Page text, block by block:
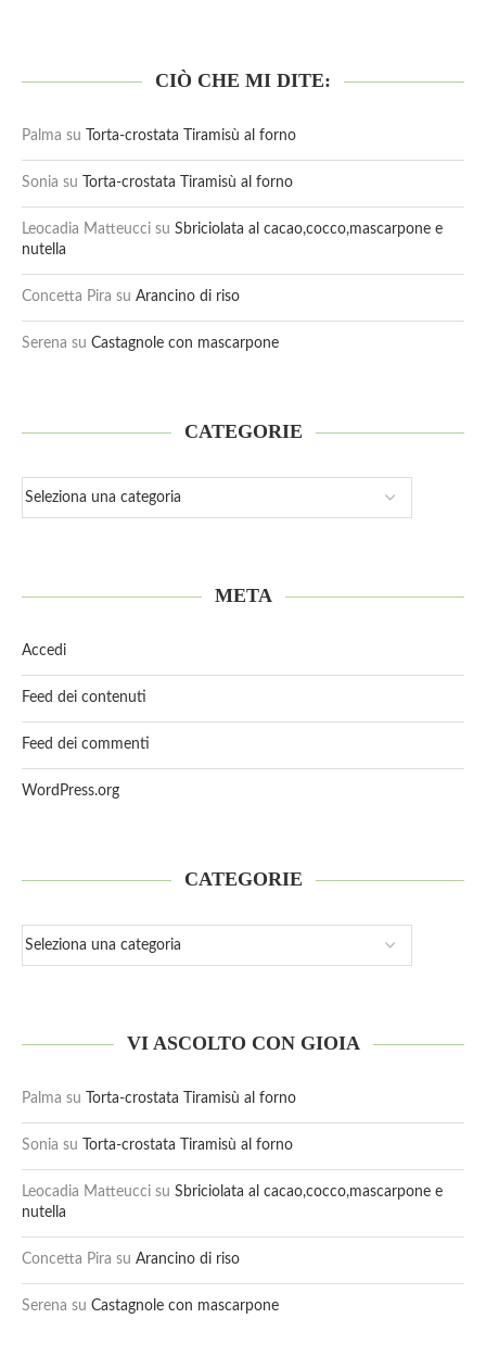
CIÒ CHE MI DITE:
Palma su Torta-crostata Tiramisù al forno
Sonia su Torta-crostata Tiramisù al forno
Leocadia Matteucci su Sbriciolata al cacao,cocco,mascarpone e
nutella
Concetta Pira su Arancino di riso
Serena su Castagnole con mascarpone
CATEGORIE
META
Accedi
Feed dei contenuti
Feed dei commenti
WordPress.org
CATEGORIE
VI ASCOLTO CON GIOIA
Palma su Torta-crostata Tiramisù al forno
Sonia su Torta-crostata Tiramisù al forno
Leocadia Matteucci su Sbriciolata al cacao,cocco,mascarpone e
nutella
Concetta Pira su Arancino di riso
Serena su Castagnole con mascarpone